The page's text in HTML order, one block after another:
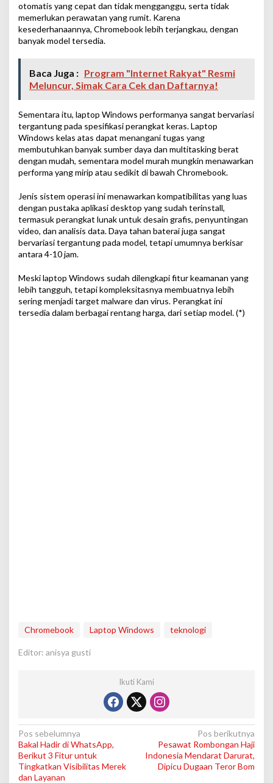
otomatis yang cepat dan tidak mengganggu, serta tidak
memerlukan perawatan yang rumit. Karena
kesederhanaannya, Chromebook lebih terjangkau, dengan
banyak model tersedia.
Baca Juga : Program "Internet Rakyat" Resmi
Meluncur, Simak Cara Cek dan Daftarnya!
Sementara itu, laptop Windows performanya sangat bervariasi
tergantung pada spesifikasi perangkat keras. Laptop
Windows kelas atas dapat menangani tugas yang
membutuhkan banyak sumber daya dan multitasking berat
dengan mudah, sementara model murah mungkin menawarkan
performa yang mirip atau sedikit di bawah Chromebook.
Jenis sistem operasi ini menawarkan kompatibilitas yang luas
dengan pustaka aplikasi desktop yang sudah terinstall,
termasuk perangkat lunak untuk desain grafis, penyuntingan
video, dan analisis data. Daya tahan baterai juga sangat
bervariasi tergantung pada model, tetapi umumnya berkisar
antara 4-10 jam.
Meski laptop Windows sudah dilengkapi fitur keamanan yang
lebih tangguh, tetapi kompleksitasnya membuatnya lebih
sering menjadi target malware dan virus. Perangkat ini
tersedia dalam berbagai rentang harga, dari setiap model. (*)
Chromebook Laptop Windows teknologi
Editor: anisya gusti
Ikuti Kami
N
a
v
Pos sebelumnya
Bakal Hadir di WhatsApp,
Berikut 3 Fitur untuk
Tingkatkan Visibilitas Merek
dan Layanan
Pos berikutnya
Pesawat Rombongan Haji
Indonesia Mendarat Darurat,
Dipicu Dugaan Teror Bom